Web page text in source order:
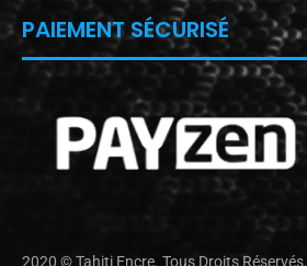
PAIEMENT SÉCURISÉ
2020 © Tahiti Encre. Tous Droits Réservés.